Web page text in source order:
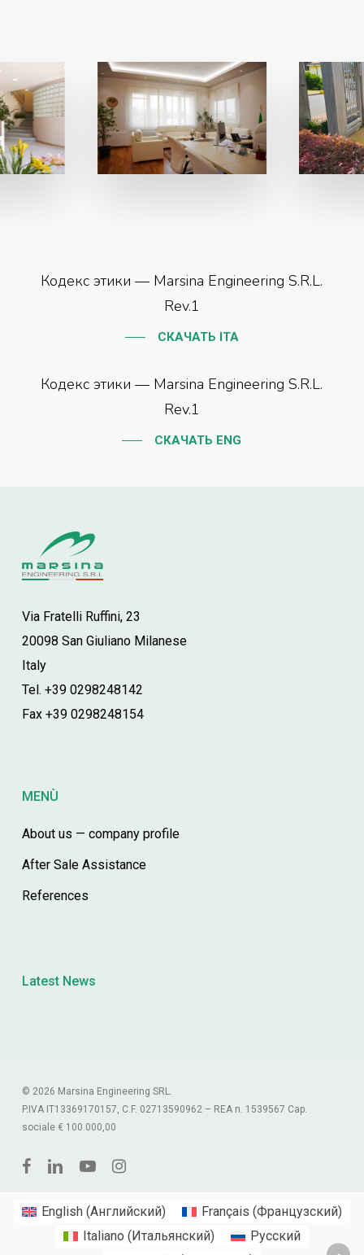
Кодекс этики — Marsina Engineering S.R.L.
Rev.1
СКАЧАТЬ ITA
Кодекс этики — Marsina Engineering S.R.L.
Rev.1
СКАЧАТЬ ENG
Via Fratelli Ruffini, 23
20098 San Giuliano Milanese
Italy
Tel. +39 0298248142
Fax +39 0298248154
MENÙ
About us — company profile
After Sale Assistance
References
Latest News
© 2026 Marsina Engineering SRL.
P.IVA IT13369170157, C.F. 02713590962 – REA n. 1539567 Cap.
sociale € 100.000,00
facebooklinkedinyoutubeinstagram
English (Английский) Français (Французский)
Italiano (Итальянский)
Русский